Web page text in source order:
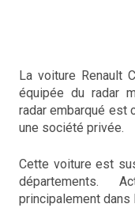
La voiture Renault
équipée du radar
radar embarqué est
une société privée.
Cette voiture est
départements.
principalement dans